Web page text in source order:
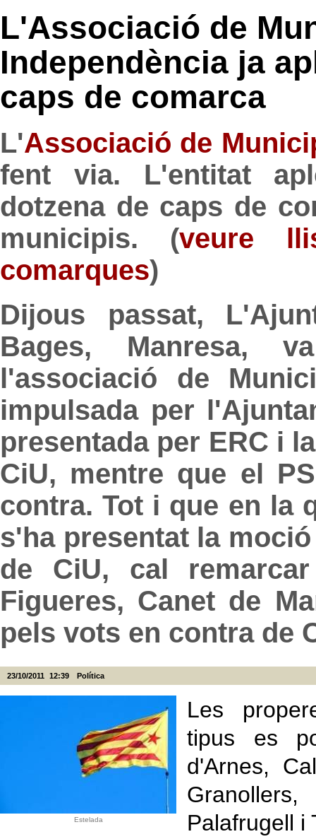
L'Associació de
Independència ja
caps de comarca
L'Associació de
fent via. L'entitat
dotzena de caps de
municipis. (veure
comarques)
Dijous passat,
Bages, Manresa,
l'associació de
impulsada per
presentada per ERC i
CiU, mentre que el
contra. Tot i que en la
s'ha presentat la
de CiU, cal
Figueres, Canet de
pels vots en contra de
23/10/2011 12:39 Política
Estelada
Les
tipus es
d'Arnes,
Palafrugell i